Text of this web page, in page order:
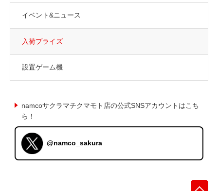
イベント&ニュース
入荷プライズ
設置ゲーム機
namcoサクラマチクマモト店の公式SNSアカウントはこち
ら！
@namco_sakura